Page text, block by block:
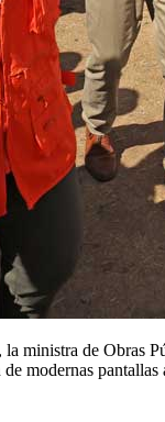
ministra de Obras
modernas